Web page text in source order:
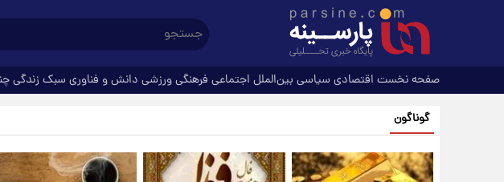
صفحه نخست اقتصادی سیاسی بین‌الملل اجتماعی فرهنگیورزشی دانش و فناوری سبک زندگی
گوناگون